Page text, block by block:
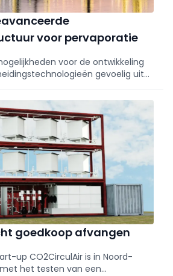
voor pervaporatie
voor de ontwikkeling
gevoelig uit
van Deltamen AG.
goedkoop afvangen
up CO2CirculAir is in Noord-
het testen van een